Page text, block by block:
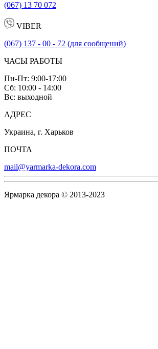
(067) 13 70 072
VIBER
(067) 137 - 00 - 72 (для сообщений)
ЧАСЫ РАБОТЫ
Пн-Пт: 9:00-17:00
Сб: 10:00 - 14:00
Вс: выходной
АДРЕС
Украина, г. Харьков
ПОЧТА
mail@yarmarka-dekora.com
Ярмарка декора © 2013-2023